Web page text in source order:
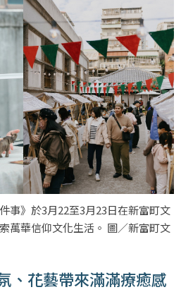
事》於3月22至3月23日在新富町文
萬華信仰文化生活。 圖／新富町文
、花藝帶來滿滿療癒感